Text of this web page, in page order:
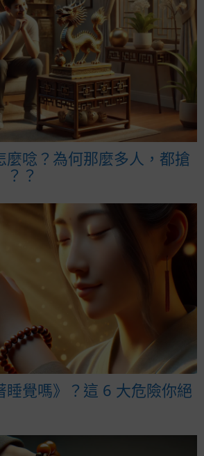
麼唸？為何那麼多人，都搶
？
睡覺嗎》？這 6 大危險你絕